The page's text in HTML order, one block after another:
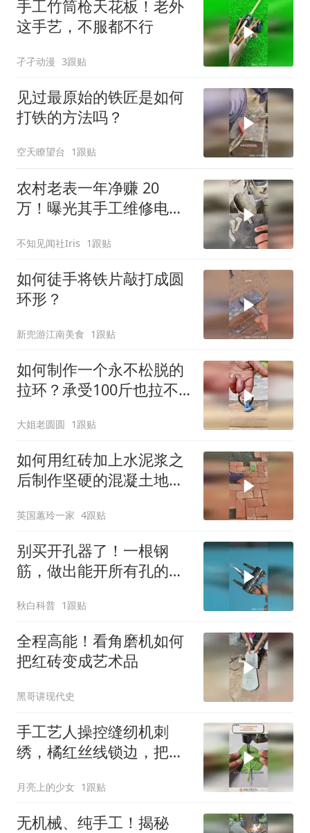
手工竹筒枪天花板！老外
这手艺，不服都不行
孑孑动漫 3跟贴
见过最原始的铁匠是如何
打铁的方法吗？
空天瞭望台 1跟贴
农村老表一年净赚 20
万！曝光其手工维修电极
不知见闻社Iris 1跟贴
如何徒手将铁片敲打成圆
环形？
新兜游江南美食 1跟贴
如何制作一个永不松脱的
拉环？承受100斤也拉不
大姐老圆圆 1跟贴
如何用红砖加上水泥浆之
后制作坚硬的混凝土地
英国蕙玲一家 4跟贴
别买开孔器了！一根钢
筋，做出能开所有孔的木
秋白科普 1跟贴
全程高能！看角磨机如何
把红砖变成艺术品
黑哥讲现代史
手工艺人操控缝纫机刺
绣，橘红丝线锁边，把绿
月亮上的少女 1跟贴
无机械、纯手工！揭秘